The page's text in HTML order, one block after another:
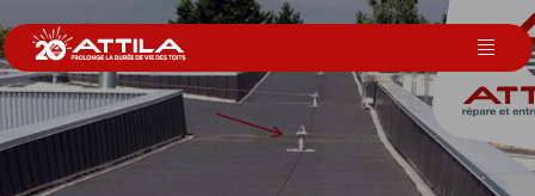
au
contenu
Le groupe